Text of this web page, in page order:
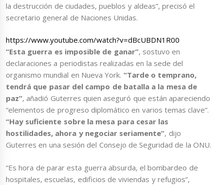
la destrucción de ciudades, pueblos y aldeas”, precisó el
secretario general de Naciones Unidas.
https://www.youtube.com/watch?v=dBcUBDN1R00
“Esta guerra es imposible de ganar”, sostuvo en
declaraciones a periodistas realizadas en la sede del
organismo mundial en Nueva York. “Tarde o temprano,
tendrá que pasar del campo de batalla a la mesa de
paz”, añadió Guterres quien aseguró que están apareciendo
“elementos de progreso diplomático en varios temas clave”.
“Hay suficiente sobre la mesa para cesar las
hostilidades, ahora y negociar seriamente”, dijo
Guterres en una sesión del Consejo de Seguridad de la ONU.
“Es hora de parar esta guerra absurda, el bombardeo de
hospitales, escuelas, edificios de viviendas y refugios”,